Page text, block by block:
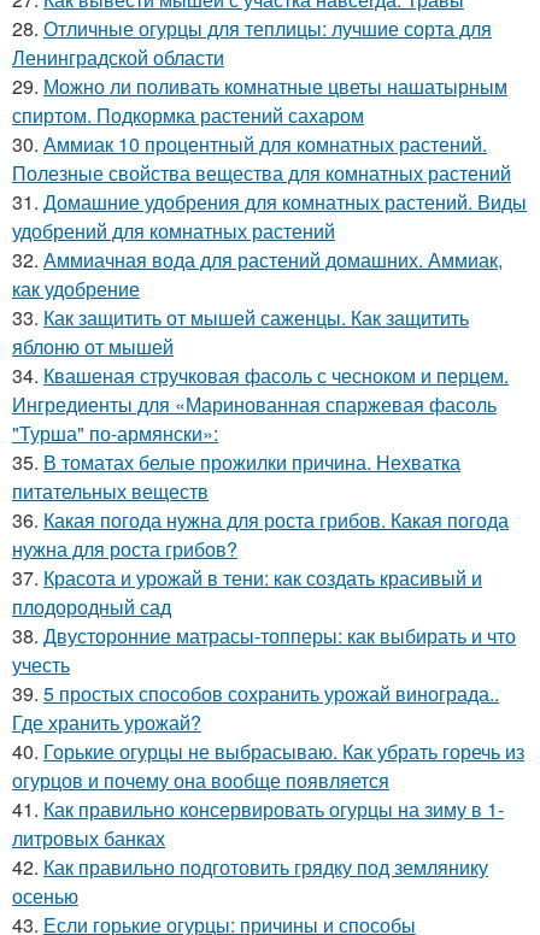
28. Отличные огурцы для теплицы: лучшие сорта для
Ленинградской области
29. Можно ли поливать комнатные цветы нашатырным
спиртом. Подкормка растений сахаром
30. Аммиак 10 процентный для комнатных растений.
Полезные свойства вещества для комнатных растений
31. Домашние удобрения для комнатных растений. Виды
удобрений для комнатных растений
32. Аммиачная вода для растений домашних. Аммиак,
как удобрение
33. Как защитить от мышей саженцы. Как защитить
яблоню от мышей
34. Квашеная стручковая фасоль с чесноком и перцем.
Ингредиенты для «Маринованная спаржевая фасоль
"Турша" по-армянски»:
35. В томатах белые прожилки причина. Нехватка
питательных веществ
36. Какая погода нужна для роста грибов. Какая погода
нужна для роста грибов?
37. Красота и урожай в тени: как создать красивый и
плодородный сад
38. Двусторонние матрасы-топперы: как выбирать и что
учесть
39. 5 простых способов сохранить урожай винограда..
Где хранить урожай?
40. Горькие огурцы не выбрасываю. Как убрать горечь из
огурцов и почему она вообще появляется
41. Как правильно консервировать огурцы на зиму в 1-
литровых банках
42. Как правильно подготовить грядку под землянику
осенью
43. Если горькие огурцы: причины и способы